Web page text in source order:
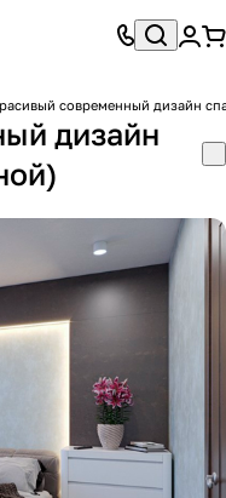
современный дизайн
дизайн